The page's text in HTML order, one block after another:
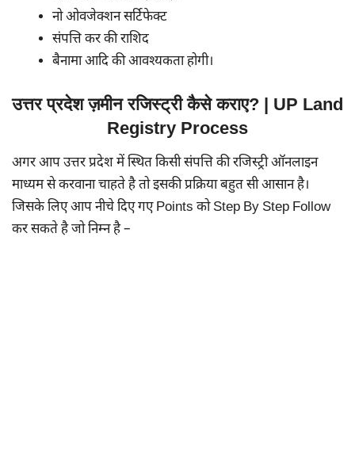
नो ओवजेक्शन सर्टिफेक्ट
संपत्ति कर की राशिद
बैनामा आदि की आवश्यकता होगी।
उत्तर प्रदेश ज़मीन रजिस्ट्री कैसे कराए? | UP Land
Registry Process
अगर आप उत्तर प्रदेश में स्थित किसी संपत्ति की रजिस्ट्री ऑनलाइन
माध्यम से करवाना चाहते है तो इसकी प्रक्रिया बहुत सी आसान है।
जिसके लिए आप नीचे दिए गए Points को Step By Step Follow
कर सकते है जो निम्न है –